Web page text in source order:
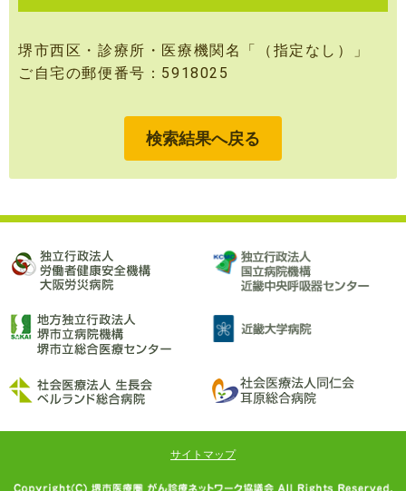
検索結果へ戻る
堺市西区・診療所・医療機関名「（指定なし）」
ご自宅の郵便番号：5918025
サイトマップ